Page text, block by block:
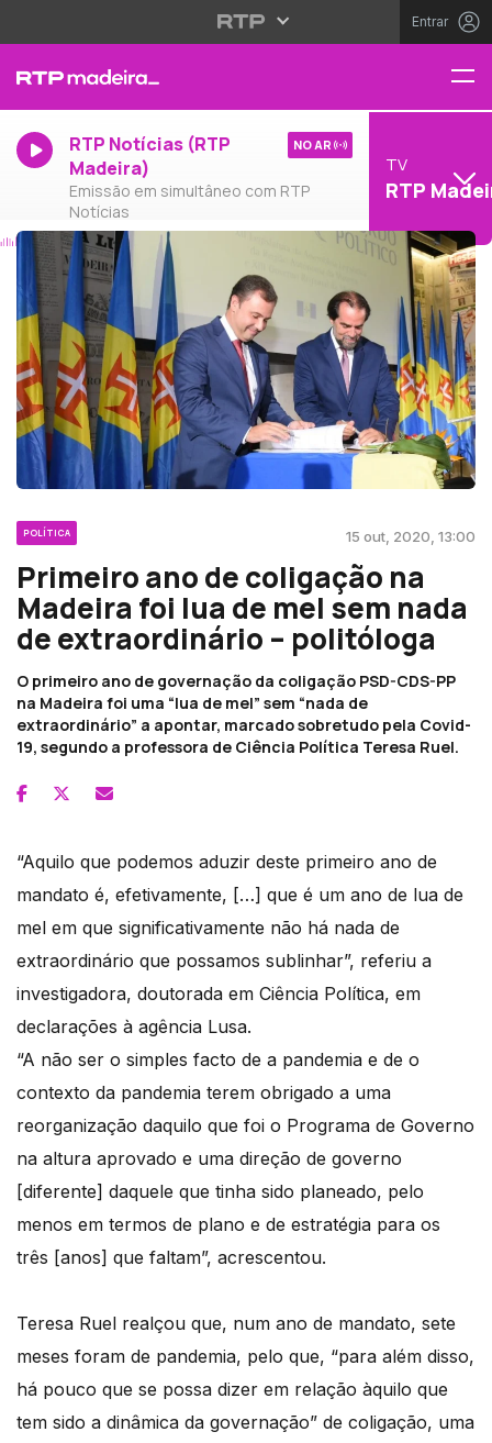
Entrar
RTP Notícias (RTP
Madeira)
Emissão em simultâneo com RTP
Notícias
NO AR
TV
RTP
POLÍTICA 15 out, 2020, 13:00
Primeiro ano de coligação na
Madeira foi lua de mel sem nada
de extraordinário – politóloga
O primeiro ano de governação da coligação PSD-CDS-PP
na Madeira foi uma “lua de mel” sem “nada de
extraordinário” a apontar, marcado sobretudo pela Covid-
19, segundo a professora de Ciência Política Teresa Ruel.
“Aquilo que podemos aduzir deste primeiro ano de
mandato é, efetivamente, […] que é um ano de lua de
mel em que significativamente não há nada de
extraordinário que possamos sublinhar”, referiu a
investigadora, doutorada em Ciência Política, em
declarações à agência Lusa.
“A não ser o simples facto de a pandemia e de o
contexto da pandemia terem obrigado a uma
reorganização daquilo que foi o Programa de Governo
na altura aprovado e uma direção de governo
[diferente] daquele que tinha sido planeado, pelo
menos em termos de plano e de estratégia para os
três [anos] que faltam”, acrescentou.
Teresa Ruel realçou que, num ano de mandato, sete
meses foram de pandemia, pelo que, “para além disso,
há pouco que se possa dizer em relação àquilo que
tem sido a dinâmica da governação” de coligação, uma